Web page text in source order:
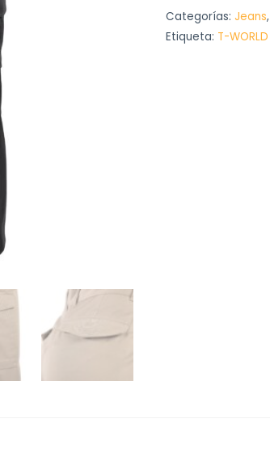
Categorías: Jeans,
Etiqueta: T-WORLD